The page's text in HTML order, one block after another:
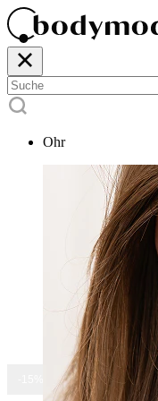
Ohr
-15% AUF ALLEN SCHMUCK